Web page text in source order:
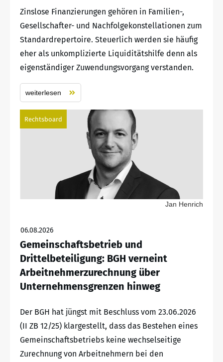
Zinslose Finanzierungen gehören in Familien-,
Gesellschafter- und Nachfolgekonstellationen zum
Standardrepertoire. Steuerlich werden sie häufig
eher als unkomplizierte Liquiditätshilfe denn als
eigenständiger Zuwendungsvorgang verstanden.
weiterlesen
Rechtsboard
Jan Henrich
06.08.2026
Gemeinschaftsbetrieb und
Drittelbeteiligung: BGH verneint
Arbeitnehmerzurechnung über
Unternehmensgrenzen hinweg
Der BGH hat jüngst mit Beschluss vom 23.06.2026
(II ZB 12/25) klargestellt, dass das Bestehen eines
Gemeinschaftsbetriebs keine wechselseitige
Zurechnung von Arbeitnehmern bei den